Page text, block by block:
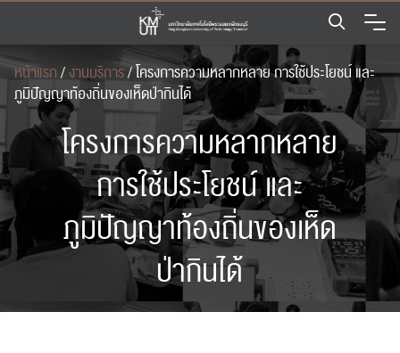
Skip
content
หน้าแรก/งานบริการ/โครงการความหลากหลาย การใช้ประโยชน์ และ
ภูมิปัญญาท้องถิ่นของเห็ดป่ากินได้
โครงการความหลากหลาย
การใช้ประโยชน์ และ
ภูมิปัญญาท้องถิ่นของเห็ด
ป่ากินได้